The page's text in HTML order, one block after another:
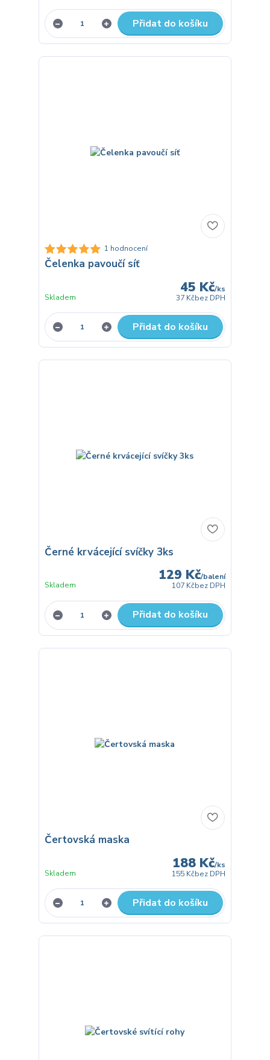
Přidat do košíku
1 hodnocení
Čelenka pavoučí síť
45 Kč/ks
37 Kčbez DPH
Skladem
Přidat do košíku
Černé krvácející svíčky 3ks
129 Kč/balení
107 Kčbez DPH
Skladem
Přidat do košíku
Čertovská maska
188 Kč/ks
155 Kčbez DPH
Skladem
Přidat do košíku